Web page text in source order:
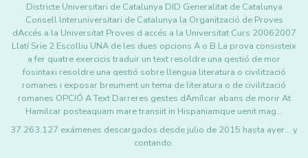
Districte Universitari de Catalunya DID Generalitat de Catalunya
Consell lnteruniversitari de Catalunya la Organització de Proves
dAccés a la Universitat Proves d accés a la Universitat Curs 20062007
Llatí Srie 2 Escolliu UNA de les dues opcions A o B La prova consisteix
a fer quatre exercicis traduir un text resoldre una qestió de mor
fosintaxi resoldre una qestió sobre llengua literatura o civilització
romanes i exposar breument un tema de literatura o de civilització
romanes OPCIÓ A Text Darreres gestes dAmílcar abans de morir At
Hamilcar posteaquam mare transiit in Hispaniamque uenit mag…
37.263.127 exámenes descargados desde julio de 2015 hasta ayer... y
contando.